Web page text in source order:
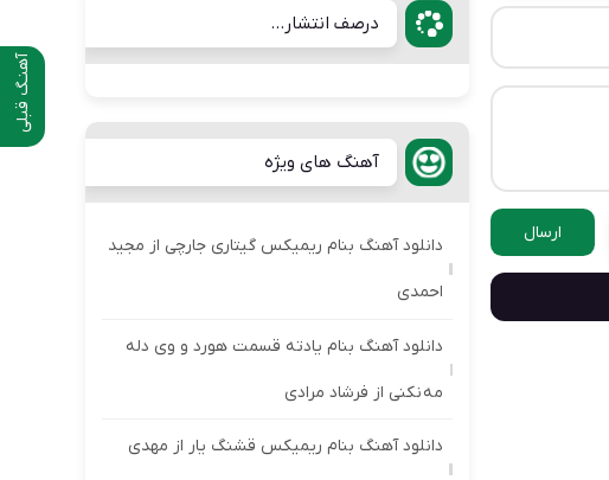
آهنـگ قبلی
ارسال
درصف انتشار...
آهنگ های ویژه
دانلود آهنگ بنام ریمیکس گیتاری جارچی از مجید
احمدی
دانلود آهنگ بنام یادته قسمت هورد و وی دله
مه نکنی از فرشاد مرادی
دانلود آهنگ بنام ریمیکس قشنگ یار از مهدی